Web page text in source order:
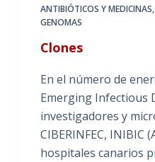
ANTIBIÓTICOS Y MEDICINAS,
GENOMAS
Clones
En el número de
Emerging Infectious
investigadores y
CIBERINFEC, INIBIC
hospitales canarios